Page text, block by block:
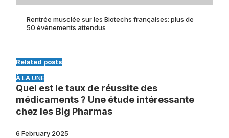
Rentrée musclée sur les Biotechs françaises: plus de
50 événements attendus
Related posts
À LA UNE
Quel est le taux de réussite des
médicaments ? Une étude intéressante
chez les Big Pharmas
6 February 2025